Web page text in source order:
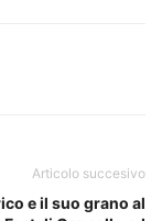
Articolo succesivo
e il suo grano al